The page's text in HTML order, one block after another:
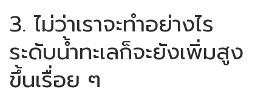
3. ไม่ว่าเราจะทำอย่างไร
ระดับน้ำทะเลก็จะยังเพิ่มสูง
ขึ้นเรื่อย ๆ